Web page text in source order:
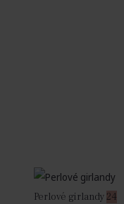
Perlové girlandy24